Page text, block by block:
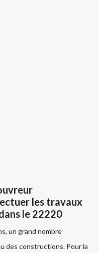
les travaux
le 22220
un grand nombre
des constructions. Pour la